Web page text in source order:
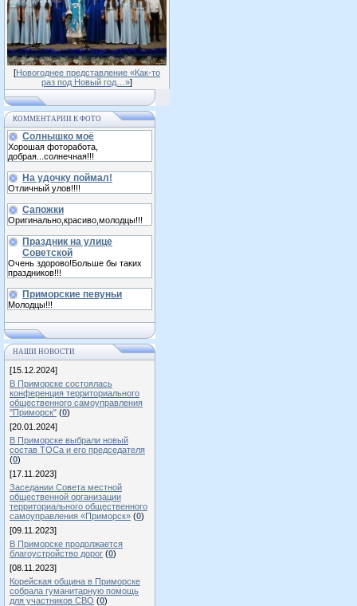
[Новогоднее представление «Как-то
раз под Новый год…»]
КОММЕНТАРИИ К ФОТО
Солнышко моё
Хорошая фоторабота,
добрая...солнечная!!!
На удочку поймал!
Отличный улов!!!!
Сапожки
Оригинально,красиво,молодцы!!!
Праздник на улице
Советской
Очень здорово!Больше бы таких
праздников!!!
Приморские певуньи
Молодцы!!!
НАШИ НОВОСТИ
[15.12.2024]
В Приморске состоялась
конференция территориального
общественного самоуправления
"Приморск" (0)
[20.01.2024]
В Приморске выбрали новый
состав ТОСа и его председателя
(0)
[17.11.2023]
Заседании Совета местной
общественной организации
территориального общественного
самоуправления «Приморск» (0)
[09.11.2023]
В Приморске продолжается
благоустройство дорог (0)
[08.11.2023]
Корейская община в Приморске
собрала гуманитарную помощь
для участников СВО (0)